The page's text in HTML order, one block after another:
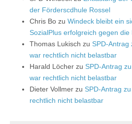
der Förderscdhule Rossel
Chris Bo zu Windeck bleibt ein
SozialPlus erfolgreich gegen die
Thomas Lukisch zu SPD-Antrag
war rechtlich nicht belastbar
Harald Löcher zu SPD-Antrag
war rechtlich nicht belastbar
Dieter Vollmer zu SPD-Antrag
rechtlich nicht belastbar